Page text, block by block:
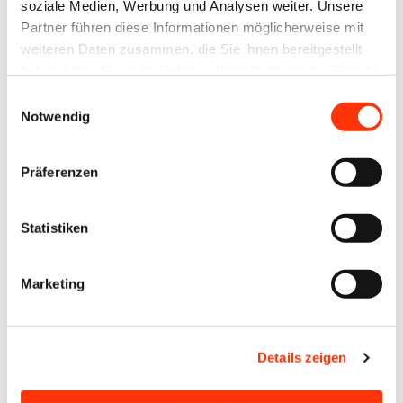
soziale Medien, Werbung und Analysen weiter. Unsere
Partner führen diese Informationen möglicherweise mit
weiteren Daten zusammen, die Sie ihnen bereitgestellt
Notwendig
Präferenzen
Statistiken
Marketing
Details zeigen
Regierungs
bildung
Anhalten
konjunktur
Schwächeph
dürften
auf die